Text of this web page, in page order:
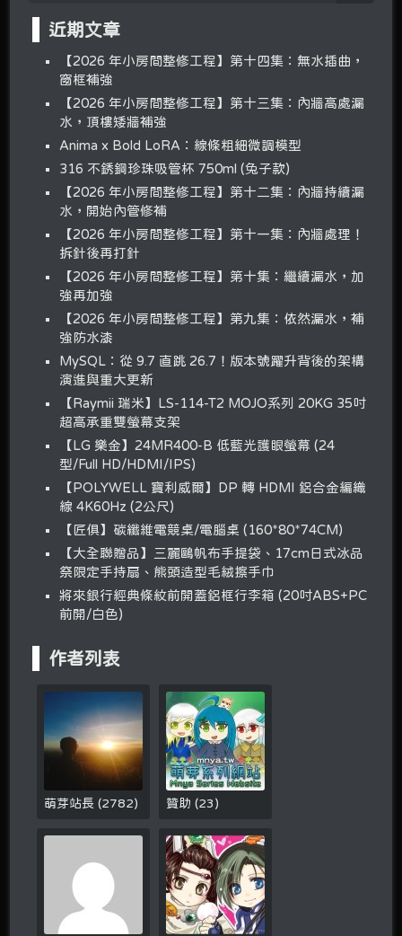
近期文章
【2026 年小房間整修工程】第十四集：無水插曲，
窗框補強
【2026 年小房間整修工程】第十三集：內牆高處漏
水，頂樓矮牆補強
Anima x Bold LoRA：線條粗細微調模型
316 不銹鋼珍珠吸管杯 750ml (兔子款)
【2026 年小房間整修工程】第十二集：內牆持續漏
水，開始內管修補
【2026 年小房間整修工程】第十一集：內牆處理！
拆針後再打針
【2026 年小房間整修工程】第十集：繼續漏水，加
強再加強
【2026 年小房間整修工程】第九集：依然漏水，補
強防水漆
MySQL：從 9.7 直跳 26.7！版本號躍升背後的架構
演進與重大更新
【Raymii 瑞米】LS-114-T2 MOJO系列 20KG 35吋
超高承重雙螢幕支架
【LG 樂金】24MR400-B 低藍光護眼螢幕 (24
型/Full HD/HDMI/IPS)
【POLYWELL 寶利威爾】DP 轉 HDMI 鋁合金編織
線 4K60Hz (2公尺)
【匠俱】碳纖維電競桌/電腦桌 (160*80*74CM)
【大全聯贈品】三麗鷗帆布手提袋、17cm日式冰品
祭限定手持扇、熊頭造型毛絨擦手巾
將來銀行經典條紋前開蓋鋁框行李箱 (20吋ABS+PC
前開/白色)
作者列表
萌芽站長(2782) 贊助(23 )